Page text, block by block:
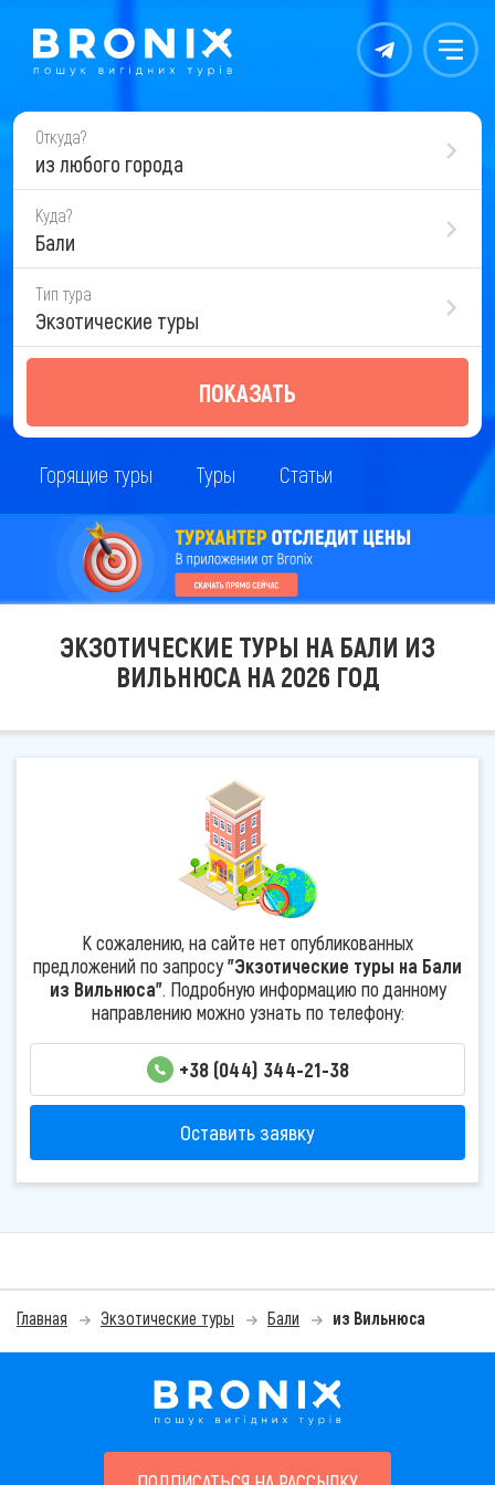
Контакты Меню
Откуда?
из любого города
Куда?
Бали
Тип тура
Экзотические туры
ПОКАЗАТЬ
Горящие туры Туры Статьи
ЭКЗОТИЧЕСКИЕ ТУРЫ НА БАЛИ ИЗ
ВИЛЬНЮСА НА 2026 ГОД
К сожалению, на сайте нет опубликованных
предложений по запросу"Экзотические туры на Бали
из Вильнюса". Подробную информацию по данному
направлению можно узнать по телефону:
+38 (044) 344-21-38
Оставить заявку
Главная Экзотические туры Бали из Вильнюса